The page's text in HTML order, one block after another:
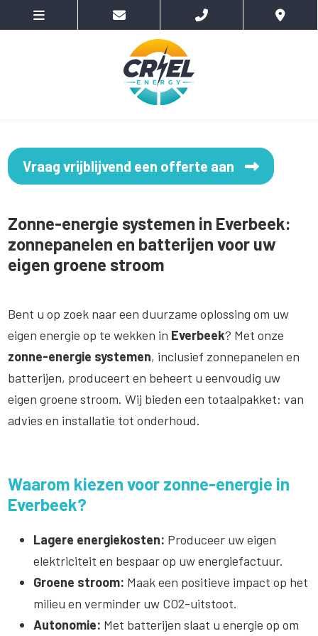
Vraag vrijblijvend een offerte aan
Zonne-energie systemen in Everbeek:
zonnepanelen en batterijen voor uw
eigen groene stroom
Bent u op zoek naar een duurzame oplossing om uw
eigen energie op te wekken in Everbeek? Met onze
zonne-energie systemen, inclusief zonnepanelen en
batterijen, produceert en beheert u eenvoudig uw
eigen groene stroom. Wij bieden een totaalpakket: van
advies en installatie tot onderhoud.
Waarom kiezen voor zonne-energie in
Everbeek?
Lagere energiekosten: Produceer uw eigen
elektriciteit en bespaar op uw energiefactuur.
Groene stroom: Maak een positieve impact op het
milieu en verminder uw CO2-uitstoot.
Autonomie: Met batterijen slaat u energie op om